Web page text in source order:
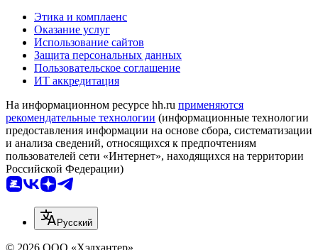
Этика и комплаенс
Оказание услуг
Использование сайтов
Защита персональных данных
Пользовательское соглашение
ИТ аккредитация
На информационном ресурсе hh.ru применяются
рекомендательные технологии (информационные технологии
предоставления информации на основе сбора, систематизации
и анализа сведений, относящихся к предпочтениям
пользователей сети «Интернет», находящихся на территории
Российской Федерации)
Русский
© 2026 ООО «Хэдхантер»